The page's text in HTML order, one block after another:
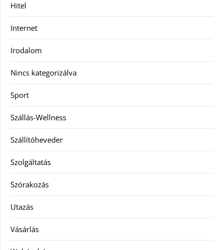
Hitel
Internet
Irodalom
Nincs kategorizálva
Sport
Szállás-Wellness
Szállítóheveder
Szolgáltatás
Szórakozás
Utazás
Vásárlás